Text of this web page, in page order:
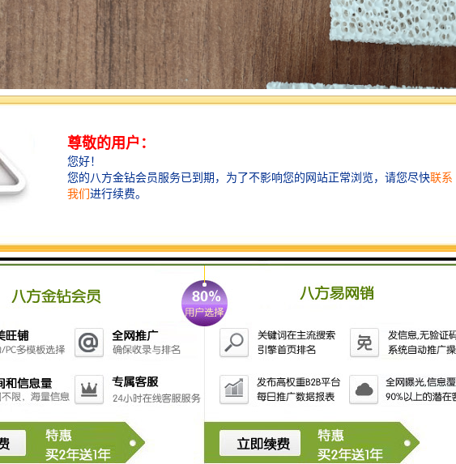
置与所选择的过滤方式密切相关,取决于铸件以及铸造工艺的设计。由于发动机活塞为铝
置带来了许多不便。可以将过滤网放置在直浇道与横浇道分型处或放置在横浇道与内浇